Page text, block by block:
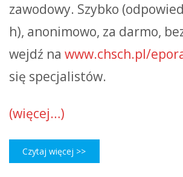
zawodowy. Szybko
h), anonimowo, za darmo,
wejdź na www.chsch.pl/
się specjalistów.
(więcej…)
Czytaj więcej >>